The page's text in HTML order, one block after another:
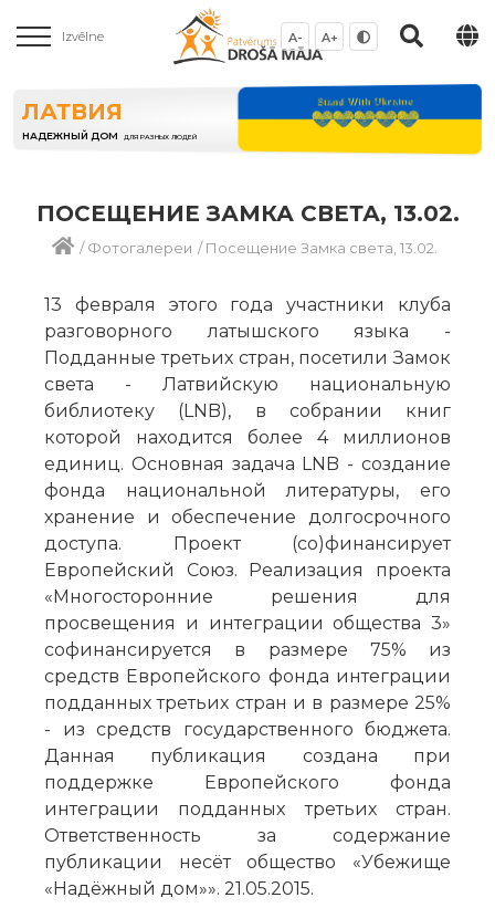
Izvēlne A- A+
ЛАТВИЯ
НАДЕЖНЫЙ ДОМ ДЛЯ РАЗНЫХ ЛЮДЕЙ
ПОСЕЩЕНИЕ ЗАМКА СВЕТА, 13.02.
/Фотогалереи /Посещение Замка света, 13.02.
13 февраля этого года участники клуба
разговорного латышского языка -
Подданные третьих стран, посетили Замок
света - Латвийскую национальную
библиотеку (LNB), в собрании книг
которой находится более 4 миллионов
единиц. Основная задача LNB - создание
фонда национальной литературы, его
хранение и обеспечение долгосрочного
доступа. Проект (со)финансирует
Европейский Союз. Реализация проекта
«Многосторонние решения для
просвещения и интеграции общества 3»
софинансируется в размере 75% из
средств Европейского фонда интеграции
подданных третьих стран и в размере 25%
- из средств государственного бюджета.
Данная публикация создана при
поддержке Европейского фонда
интеграции подданных третьих стран.
Ответственность за содержание
публикации несёт общество «Убежище
«Надёжный дом»». 21.05.2015.